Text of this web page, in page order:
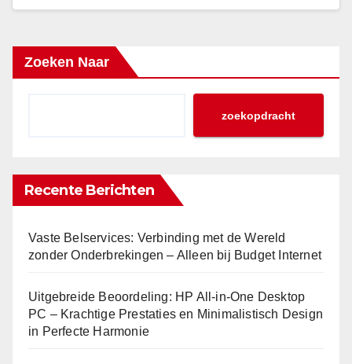
Zoeken Naar
zoekopdracht
Recente Berichten
Vaste Belservices: Verbinding met de Wereld
zonder Onderbrekingen – Alleen bij Budget Internet
Uitgebreide Beoordeling: HP All-in-One Desktop
PC – Krachtige Prestaties en Minimalistisch Design
in Perfecte Harmonie